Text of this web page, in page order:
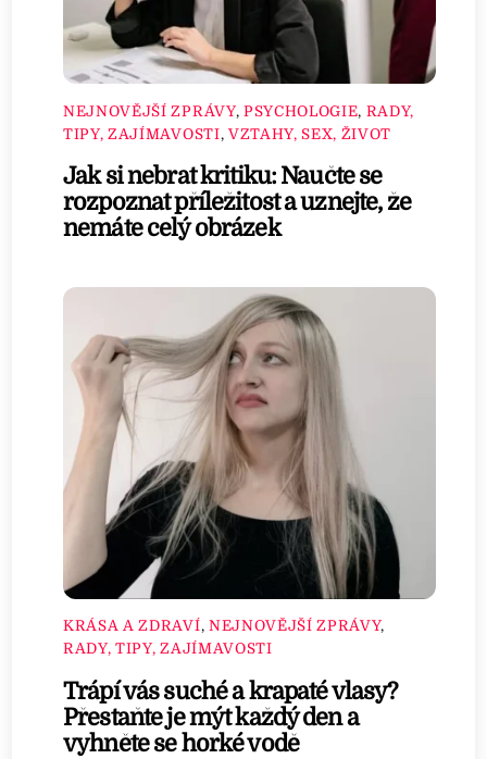
NEJNOVĚJŠÍ ZPRÁVY, PSYCHOLOGIE, RADY,
TIPY, ZAJÍMAVOSTI, VZTAHY, SEX, ŽIVOT
Jak si nebrat kritiku: Naučte se
rozpoznat příležitost a uznejte, že
nemáte celý obrázek
KRÁSA A ZDRAVÍ, NEJNOVĚJŠÍ ZPRÁVY,
RADY, TIPY, ZAJÍMAVOSTI
Trápí vás suché a krapaté vlasy?
Přestaňte je mýt každý den a
vyhněte se horké vodě